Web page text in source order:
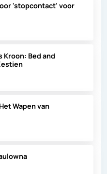
'stopcontact' voor
Kroon: Bed and
Wapen van